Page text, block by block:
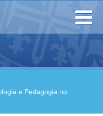
Toggle
navigation
e Pedagogia no